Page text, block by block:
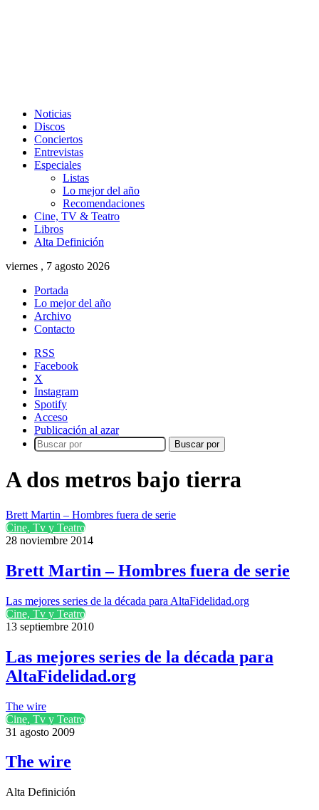
Noticias
Discos
Conciertos
Entrevistas
Especiales
Listas
Lo mejor del año
Recomendaciones
Cine, TV & Teatro
Libros
Alta Definición
viernes , 7 agosto 2026
Portada
Lo mejor del año
Archivo
Contacto
RSS
Facebook
X
Instagram
Spotify
Acceso
Publicación al azar
Buscar por
A dos metros bajo tierra
Brett Martin – Hombres fuera de serie
Cine, Tv y Teatro
28 noviembre 2014
Brett Martin – Hombres fuera de serie
Las mejores series de la década para AltaFidelidad.org
Cine, Tv y Teatro
13 septiembre 2010
Las mejores series de la década para
AltaFidelidad.org
The wire
Cine, Tv y Teatro
31 agosto 2009
The wire
Alta Definición